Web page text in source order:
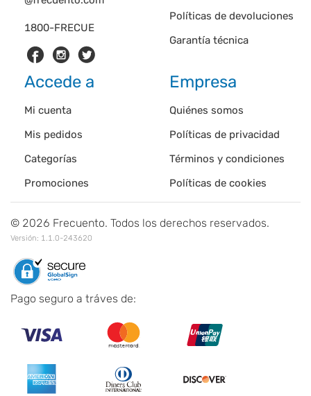
1800-FRECUE
Políticas de devoluciones
Garantía técnica
Accede a
Mi cuenta
Mis pedidos
Categorías
Promociones
Empresa
Quiénes somos
Políticas de privacidad
Términos y condiciones
Políticas de cookies
© 2026 Frecuento. Todos los derechos reservados.
Versión: 1.1.0-243620
Pago seguro a tráves de: